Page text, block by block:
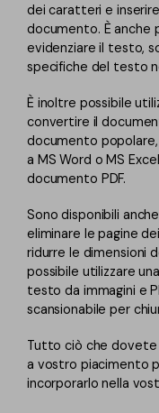
dei caratteri e
documento. È anche
evidenziare il testo,
specifiche del testo
È inoltre possibile
convertire il
documento popolare,
a MS Word o MS
documento PDF.
Sono disponibili
eliminare le pagine
ridurre le dimensioni
possibile utilizzare
testo da immagini e
scansionabile per
Tutto ciò che dovete
a vostro piacimento
incorporarlo nella